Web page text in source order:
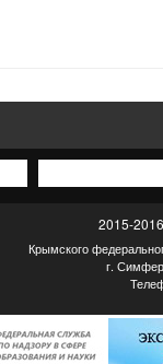
2015-
Крымского
г.